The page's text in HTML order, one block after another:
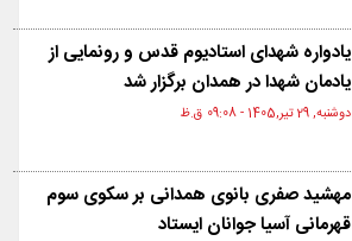
یادواره شهدای استادیوم قدس و رونمایی از
یادمان شهدا در همدان برگزار شد
دوشنبه, 29 تیر,1405 - 09:08 ق.ظ
مهشید صفری بانوی همدانی بر سکوی سوم
قهرمانی آسیا جوانان ایستاد